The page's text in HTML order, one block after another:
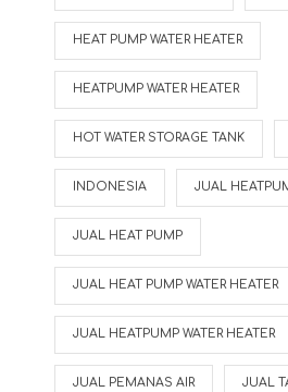
HEAT PUMP WATER HEATER
HEATPUMP WATER HEATER
HOT WATER STORAGE TANK
INDONESIA JUAL
JUAL HEAT PUMP
JUAL HEAT PUMP WATER HEATER
JUAL HEATPUMP WATER HEATER
JUAL PEMANAS AIR JUAL